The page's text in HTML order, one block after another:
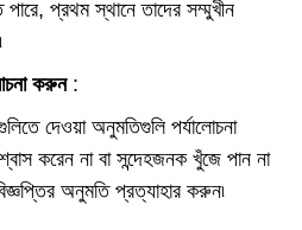
প্রথম স্থানে তাদের সম্মুখীন
করুন:
দেওয়া অনুমতিগুলি পর্যালোচনা
করেন না বা সন্দেহজনক খুঁজে পান না
অনুমতি প্রত্যাহার করুন৷